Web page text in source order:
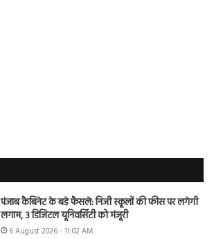
पंजाब कैबिनेट के बड़े फैसले: निजी स्कूलों की फीस पर लगेगी
लगाम, 3 डिजिटल यूनिवर्सिटी को मंजूरी
6 August 2026 - 11:02 AM